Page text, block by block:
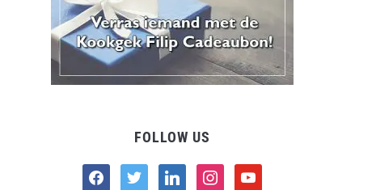
FOLLOW US
facebooktwitter linkedininstagramyoutube